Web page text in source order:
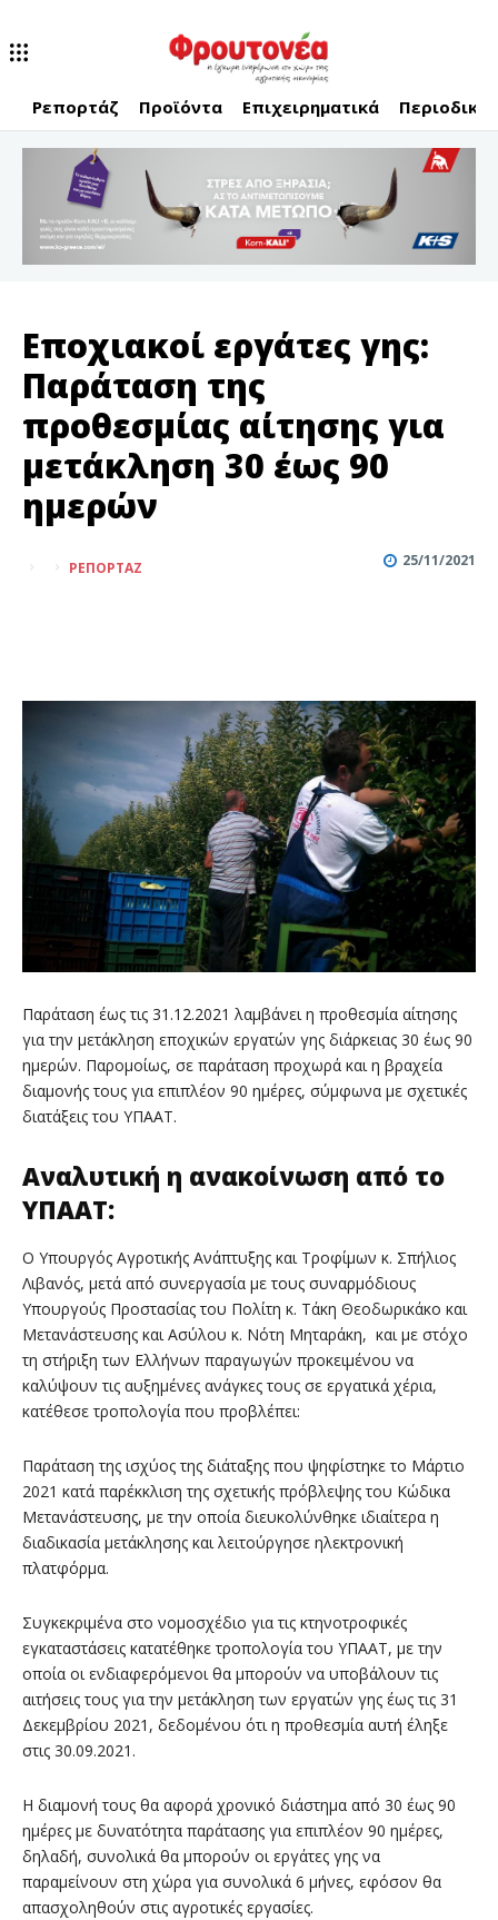
Ρεπορτάζ Προϊόντα Επιχειρηματικά Περιοδικό
Εποχιακοί εργάτες γης:
Παράταση της
προθεσμίας αίτησης για
μετάκληση 30 έως 90
ημερών
25/11/2021
ΡΕΠΟΡΤΆΖ
Παράταση έως τις 31.12.2021 λαμβάνει η προθεσμία αίτησης
για την μετάκληση εποχικών εργατών γης διάρκειας 30 έως 90
ημερών. Παρομοίως, σε παράταση προχωρά και η βραχεία
διαμονής τους για επιπλέον 90 ημέρες, σύμφωνα με σχετικές
διατάξεις του ΥΠΑΑΤ.
Αναλυτική η ανακοίνωση από το
ΥΠΑΑΤ:
Ο Υπουργός Αγροτικής Ανάπτυξης και Τροφίμων κ. Σπήλιος
Λιβανός, μετά από συνεργασία με τους συναρμόδιους
Υπουργούς Προστασίας του Πολίτη κ. Τάκη Θεοδωρικάκο και
Μετανάστευσης και Ασύλου κ. Νότη Μηταράκη, και με στόχο
τη στήριξη των Ελλήνων παραγωγών προκειμένου να
καλύψουν τις αυξημένες ανάγκες τους σε εργατικά χέρια,
κατέθεσε τροπολογία που προβλέπει:
Παράταση της ισχύος της διάταξης που ψηφίστηκε το Μάρτιο
2021 κατά παρέκκλιση της σχετικής πρόβλεψης του Κώδικα
Μετανάστευσης, με την οποία διευκολύνθηκε ιδιαίτερα η
διαδικασία μετάκλησης και λειτούργησε ηλεκτρονική
πλατφόρμα.
Συγκεκριμένα στο νομοσχέδιο για τις κτηνοτροφικές
εγκαταστάσεις κατατέθηκε τροπολογία του ΥΠΑΑΤ, με την
οποία οι ενδιαφερόμενοι θα μπορούν να υποβάλουν τις
αιτήσεις τους για την μετάκληση των εργατών γης έως τις 31
Δεκεμβρίου 2021, δεδομένου ότι η προθεσμία αυτή έληξε
στις 30.09.2021.
Η διαμονή τους θα αφορά χρονικό διάστημα από 30 έως 90
ημέρες με δυνατότητα παράτασης για επιπλέον 90 ημέρες,
δηλαδή, συνολικά θα μπορούν οι εργάτες γης να
παραμείνουν στη χώρα για συνολικά 6 μήνες, εφόσον θα
απασχοληθούν στις αγροτικές εργασίες.